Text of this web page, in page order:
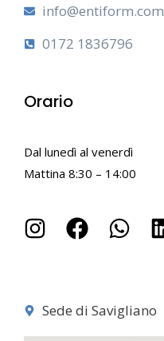
info@entiform.com
0172 1836796
Orario
Dal lunedì al venerdì
Mattina 8:30 – 14:00
Sede di Savigliano